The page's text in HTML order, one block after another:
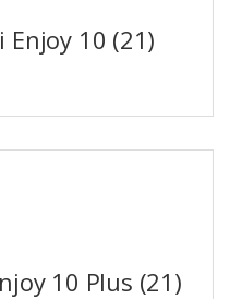
Enjoy 10 (21)
10 Plus (21)